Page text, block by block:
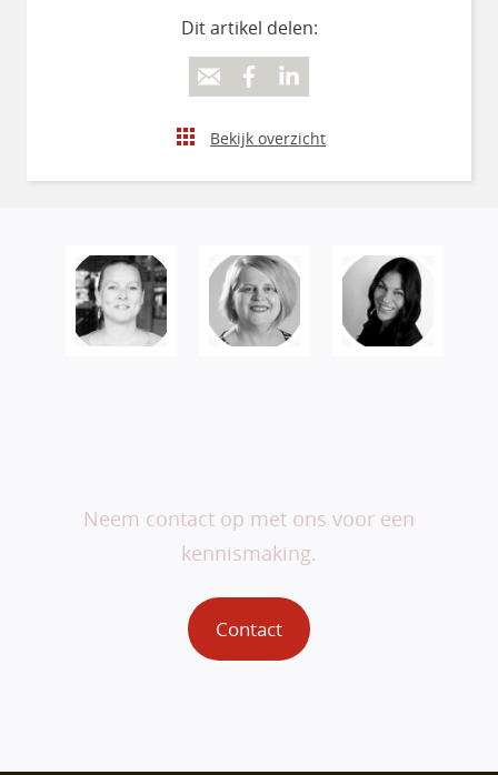
Dit artikel delen:
Bekijk overzicht
Neem contact op met ons voor een
kennismaking.
Contact